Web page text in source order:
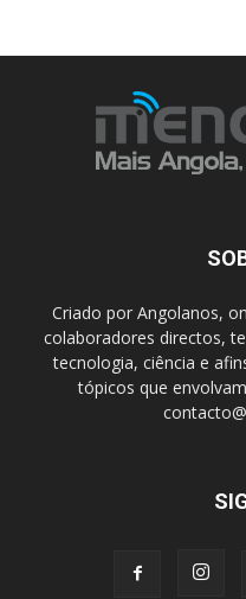
Criado por Angolanos,
colaboradores directos,
tecnologia, ciência e
tópicos que